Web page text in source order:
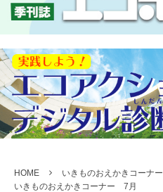
HOME
いきものおえかきコーナー
いきものおえかきコーナー 7月